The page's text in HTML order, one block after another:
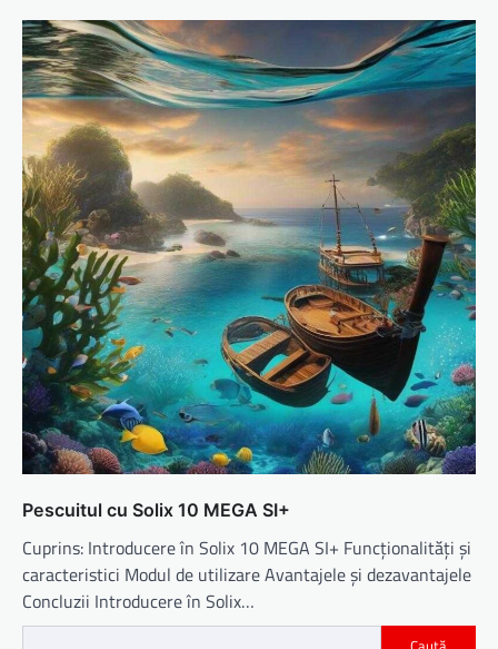
Pescuitul cu Solix 10 MEGA SI+
Cuprins: Introducere în Solix 10 MEGA SI+ Funcționalități și
caracteristici Modul de utilizare Avantajele și dezavantajele
Concluzii Introducere în Solix…